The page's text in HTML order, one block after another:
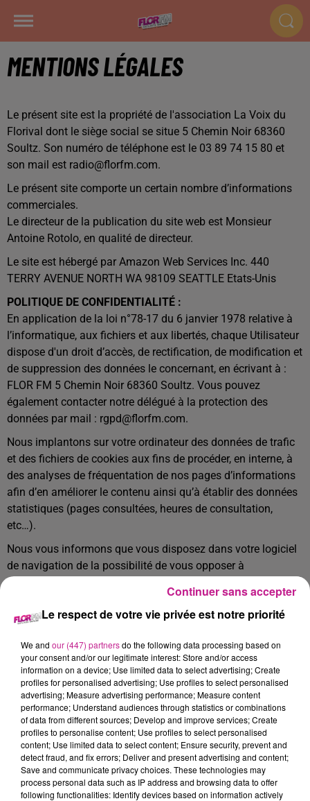
MENTIONS LÉGALES
Le présent site est la propriété de l'association La Voix du
Florival dont le siège social se situe 5 Chemin Noir 68360
Soultz. Son numéro de téléphone est le 03 89 74 15 80 et
son mail est radio@florfm.com.
Le présent site comporte un certain nombre d’informations
commerciales.
Le directeur de la publication du site web est Monsieur
Antoine Rotolo, en qualité de directeur.
Le site est hébergé par Amazon Web Services Inc. 440
TERRY AVENUE NORTH WA 98109 SEATTLE Etats-Unis
POLITIQUE DE CONFIDENTIALITÉ :
En application de la loi n°78-17 du 6 janvier 1978 relative à
l’informatique, aux fichiers et aux libertés, chaque Utilisateur
dispose d'un droit d’accès, de rectification, de modification et
de suppression des données le concernant, en écrivant à :
FLOR FM 5 Chemin Noir 68360 Soultz. Vous pouvez
également contacter notre délégué à la protection des
données par mail : rgpd@florfm.com.
Nous implantons sur votre ordinateur des données de trafic
et des fichiers de cookies aux fins de procéder, en interne, à
des analyses de fréquentation de nos pages d’informations
afin d’en améliorer le contenu ainsi qu’à établir des données
statistiques (pages consultées, heures de consultation,
etc…).
Nous vous informons que vous disposez dans votre logiciel
de navigation de la possibilité de vous opposer à
l’enregistrement de cookies dans votre ordinateur.
de ses contenus par quelque procédé que ce soit, sans
l’autorisation expresse de FLOR FM est interdite et
constituerait une contrefaçon sanctionnée par les articles
L.335-2 et suivants du Code de la Propriété Intellectuelle.
De même l'extraction et/ou la réutilisation des bases de
données figurant sur le site, dont FLOR FM est productrice,
est interdite au sens des articles L.342-1 et L.342-2 du code
de la propriété intellectuelle.
Les marques et logos figurant sur le site sont des marques
Le respect de votre vie privée est notre priorité
We and our (447) partnersdo the following data processing based on
your consent and/or our legitimate interest: Store and/or access
information on a device; Use limited data to select advertising; Create
profiles for personalised advertising; Use profiles to select personalised
advertising; Measure advertising performance; Measure content
performance; Understand audiences through statistics or combinations
of data from different sources; Develop and improve services; Create
profiles to personalise content; Use profiles to select personalised
content; Use limited data to select content; Ensure security, prevent and
detect fraud, and fix errors; Deliver and present advertising and content;
Save and communicate privacy choices. These technologies may
process personal data such as IP address and browsing data to offer
following functionalities: Identify devices based on information actively
Continuer sans accepter